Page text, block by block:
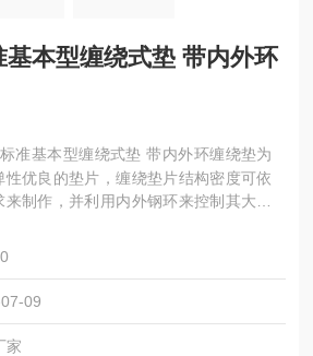
基本型缠绕式垫 带内外环
准基本型缠绕式垫 带内外环缠绕垫为
优良的垫片，缠绕垫片结构密度可依
制作，并利用内外钢环来控制其大压
09
家